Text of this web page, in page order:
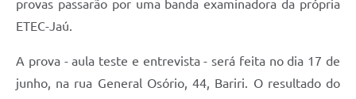
provas passarão por uma banda examinadora da própria
ETEC-Jaú.
A prova - aula teste e entrevista - será feita no dia 17 de
junho, na rua General Osório, 44, Bariri. O resultado do